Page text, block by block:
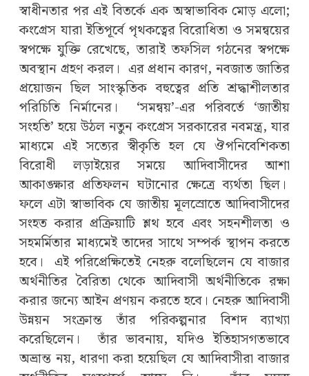
স্বাধীনতার পর এই বিতর্কে এক অস্বাভাবিক মোড় এলো;
কংগ্রেস যারা ইতিপূর্বে পৃথকত্বের বিরোধিতা ও সমন্বয়ের
স্বপক্ষে যুক্তি রেখেছে, তারাই তফসিল গঠনের স্বপক্ষে
অবস্থান গ্রহণ করল। এর প্রধান কারণ, নবজাত জাতির
প্রয়োজন ছিল সাংস্কৃতিক বহুত্বের প্রতি শ্রদ্ধাশীলতার
পরিচিতি নির্মানের। ‘সমন্বয়’-এর পরিবর্তে ‘জাতীয়
সংহতি’ হয়ে উঠল নতুন কংগ্রেস সরকারের নবমন্ত্র, যার
মাধ্যমে এই সত্যের স্বীকৃতি হল যে ঔপনিবেশিকতা
বিরোধী লড়াইয়ের সময়ে আদিবাসীদের আশা
আকাঙ্ক্ষার প্রতিফলন ঘটানোর ক্ষেত্রে ব্যর্থতা ছিল।
ফলে এটা স্বাভাবিক যে জাতীয় মূলস্রোতে আদিবাসীদের
সংহত করার প্রক্রিয়াটি শ্লথ হবে এবং সহনশীলতা ও
সহমর্মিতার মাধ্যমেই তাদের সাথে সম্পর্ক স্থাপন করতে
হবে। এই পরিপ্রেক্ষিতেই নেহরু বলেছিলেন যে বাজার
অর্থনীতির বৈরিতা থেকে আদিবাসী অর্থনীতিকে রক্ষা
করার জন্যে আইন প্রণয়ন করতে হবে। নেহরু আদিবাসী
উন্নয়ন সংক্রান্ত তাঁর পরিকল্পনার বিশদ ব্যাখ্যা
করেছিলেন। তাঁর ভাবনায়, যদিও ইতিহাসগতভাবে
অভ্রান্ত নয়, ধারণা করা হয়েছিল যে আদিবাসীরা বাজার